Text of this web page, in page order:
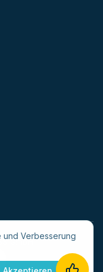
GmbH
Verbesserung